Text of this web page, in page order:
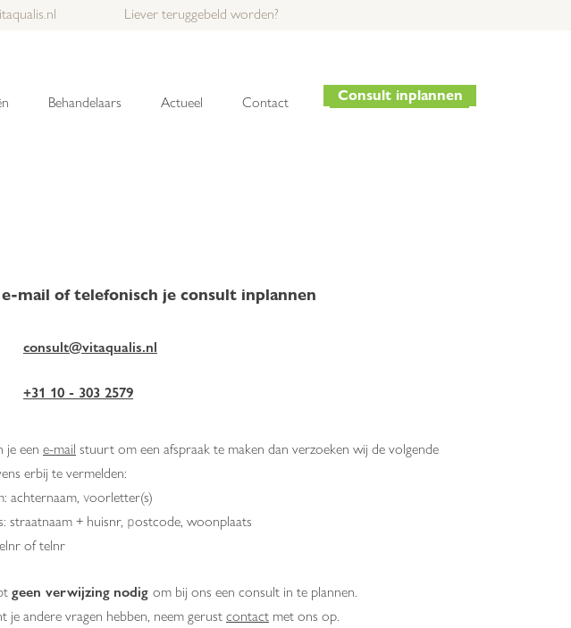
Liever teruggebeld worden?
Behandelaars Actueel Contact Consult inplannen
Consult inplannen
mail of telefonisch je consult inplannen
consult@vitaqualis.nl
+31 10 - 303 2579
je een e-mail stuurt om een afspraak te maken dan verzoeken wij de volgende
erbij te vermelden:
achternaam, voorletter(s)
straatnaam + huisnr, postcode, woonplaats
oftelnr
geen verwijzing nodig om bij ons een consult in te plannen.
je andere vragen hebben, neem gerust contact met ons op.